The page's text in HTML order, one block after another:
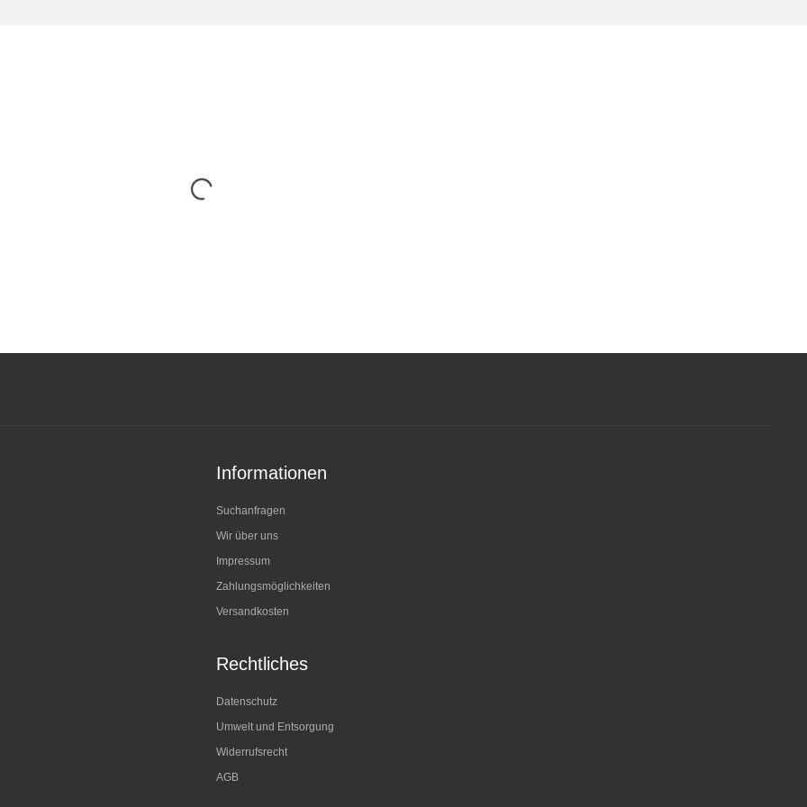
Informationen
Suchanfragen
Wir über uns
Impressum
Zahlungsmöglichkeiten
Versandkosten
Rechtliches
Datenschutz
Umwelt und Entsorgung
Widerrufsrecht
AGB